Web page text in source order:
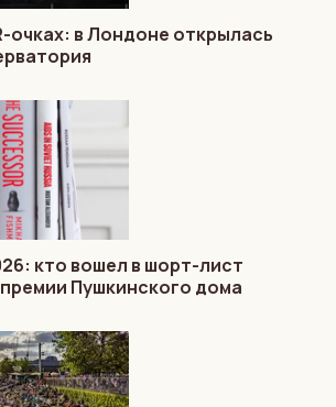
очках: в Лондоне открылась
кто вошел в шорт-лист
Пушкинского дома